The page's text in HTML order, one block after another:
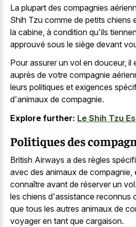
La plupart des compagnies
Shih Tzu comme de petits chiens
la cabine, à condition qu'ils
approuvé sous le siège devant
Pour assurer un vol en douceur, il
auprès de votre compagnie
leurs politiques et exigences
d'animaux de compagnie.
Explore further: Le Shih Tzu
Politiques des
British Airways a des règles
avec des animaux de compagnie,
connaître avant de réserver un
les chiens d'assistance reconnus
que tous les autres animaux de
voyager en tant que cargaison.